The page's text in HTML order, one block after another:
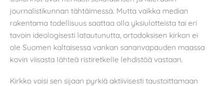
journalistikunnan tähtäimessä. Mutta vaikka median
rakentama todellisuus saattaa olla yksiulotteista tai eri
tavoin ideologisesti latautunutta, ortodoksisen kirkon ei
ole Suomen kaltaisessa vankan sananvapauden maassa
kovin viisasta lähteä ristiretkelle lehdistöä vastaan.
Kirkko voisi sen sijaan pyrkiä aktiivisesti taustoittamaan